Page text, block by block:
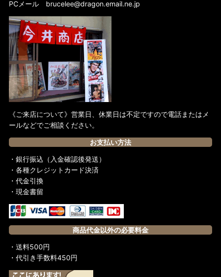
日本盤Blu-ray
イギリス盤Blu-ray
アメリカ盤Blu-ray
韓国盤Blu-ray
PCメール brucelee@dragon.email.ne.jp
《ご来店について》営業日、休業日は不定ですので電話またはメ
ールなどでご相談ください。
お支払い方法
・銀行振込（入金確認後発送）
・各種クレジットカード決済
・代金引換
・現金書留
商品代金以外の必要料金
・送料500円
・代引き手数料450円